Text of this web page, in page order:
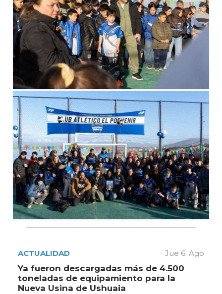
ACTUALIDAD Jue 6. Ago
Ya fueron descargadas más de 4.500
toneladas de equipamiento para la
Nueva Usina de Ushuaia